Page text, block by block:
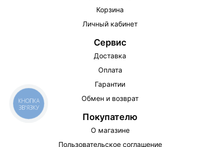
Корзина
Личный кабинет
Сервис
Доставка
Оплата
Гарантии
Обмен и возврат
Покупателю
О магазине
Пользовательское соглашение
КНОПКА
ЗВ'ЯЗКУ